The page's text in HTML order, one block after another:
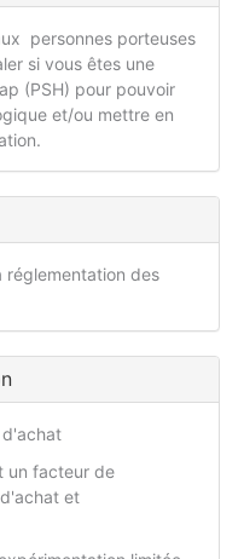
personnes porteuses
si vous êtes une
(PSH) pour pouvoir
et/ou mettre en
réglementation des
d'achat
un facteur de
et